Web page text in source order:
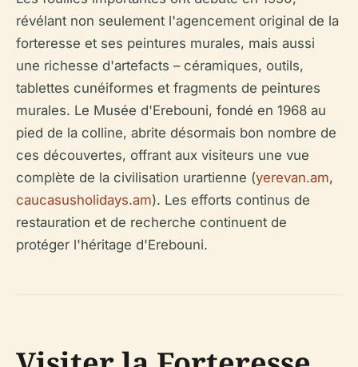
révélant non seulement l'agencement original de la
forteresse et ses peintures murales, mais aussi
une richesse d'artefacts – céramiques, outils,
tablettes cunéiformes et fragments de peintures
murales. Le Musée d'Erebouni, fondé en 1968 au
pied de la colline, abrite désormais bon nombre de
ces découvertes, offrant aux visiteurs une vue
complète de la civilisation urartienne (yerevan.am,
caucasusholidays.am). Les efforts continus de
restauration et de recherche continuent de
protéger l'héritage d'Erebouni.